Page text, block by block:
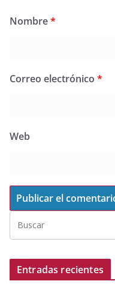
Nombre*
Correo electrónico *
Web
Entradas recientes